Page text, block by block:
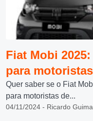
Fiat Mobi
para
Quer saber se o Fiat
para motoristas de...
04/11/2024 - Ricardo